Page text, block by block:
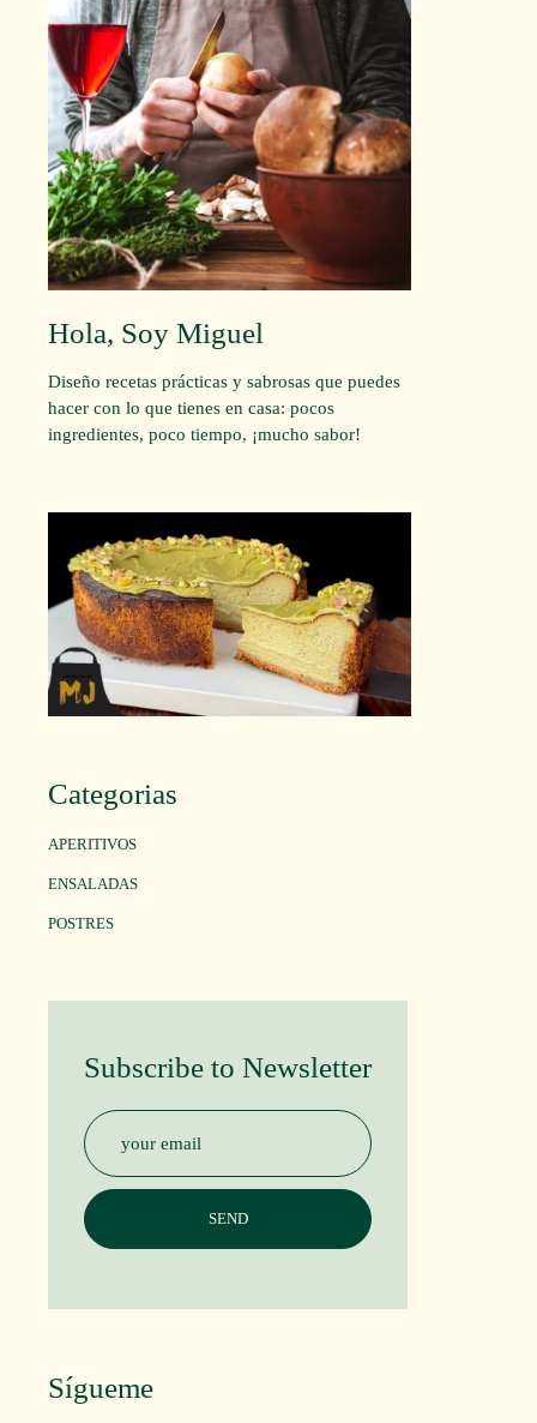
Hola, Soy Miguel
Diseño recetas prácticas y sabrosas que puedes
hacer con lo que tienes en casa: pocos
ingredientes, poco tiempo, ¡mucho sabor!
Categorias
APERITIVOS
ENSALADAS
POSTRES
Subscribe to Newsletter
Sígueme